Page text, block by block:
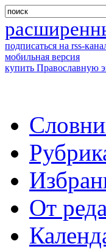
подписаться на rss-
мобильная версия
купить Православную
От